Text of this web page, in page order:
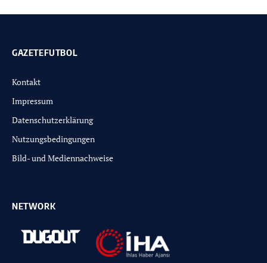
GAZETEFUTBOL
Kontakt
Impressum
Datenschutzerklärung
Nutzungsbedingungen
Bild- und Mediennachweise
NETWORK